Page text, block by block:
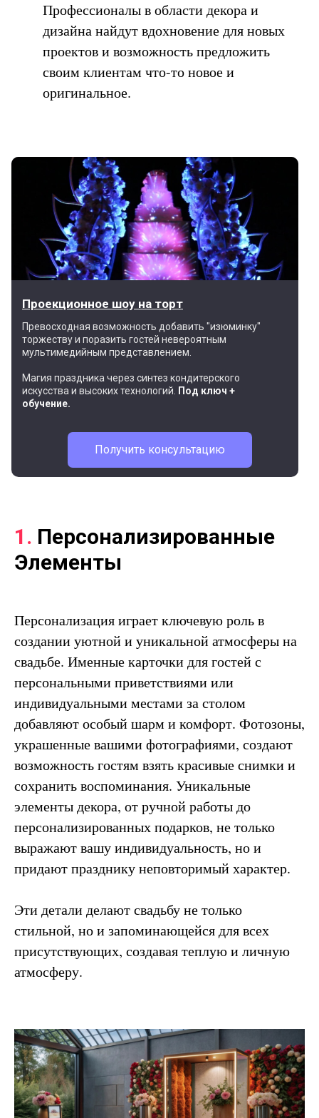
Профессионалы в области декора и
дизайна найдут вдохновение для новых
проектов и возможность предложить
своим клиентам что-то новое и
оригинальное.
Проекционное шоу на торт
Превосходная возможность добавить "изюминку"
торжеству и поразить гостей невероятным
мультимедийным представлением.
Магия праздника через синтез кондитерского
искусства и высоких технологий.
Под ключ +
обучение.
Получить консультацию
1. Персонализированные
Элементы
Персонализация играет ключевую роль в
создании уютной и уникальной атмосферы на
свадьбе. Именные карточки для гостей с
персональными приветствиями или
индивидуальными местами за столом
добавляют особый шарм и комфорт. Фотозоны,
украшенные вашими фотографиями, создают
возможность гостям взять красивые снимки и
сохранить воспоминания. Уникальные
элементы декора, от ручной работы до
персонализированных подарков, не только
выражают вашу индивидуальность, но и
придают празднику неповторимый характер.
Эти детали делают свадьбу не только
стильной, но и запоминающейся для всех
присутствующих, создавая теплую и личную
атмосферу.